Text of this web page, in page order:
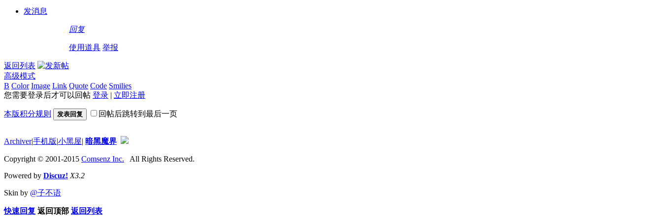
发消息
回复
使用道具 举报
返回列表
高级模式
B Color Image Link Quote Code Smilies
您需要登录后才可以回帖 登录 | 立即注册
本版积分规则 发表回复 回帖后跳转到最后一页
Archiver|手机版|小黑屋| 暗黑魔界
Copyright © 2001-2015 Comsenz Inc. All Rights Reserved.
Powered by Discuz! X3.2
Skin by @子不语
快速回复 返回顶部 返回列表